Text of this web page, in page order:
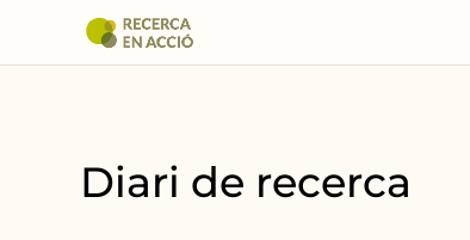
Diari de recerca